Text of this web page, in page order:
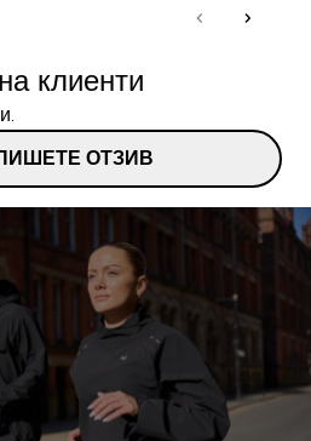
клиенти
ОТЗИВ